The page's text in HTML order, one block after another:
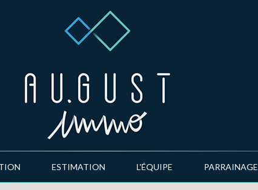
ESTIMATION L'ÉQUIPE PARRAINAGE